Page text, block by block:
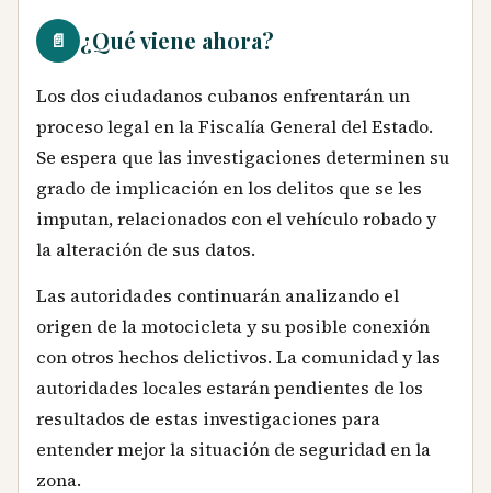
📄 ¿Qué viene ahora?
Los dos ciudadanos cubanos enfrentarán un
proceso legal en la Fiscalía General del Estado.
Se espera que las investigaciones determinen su
grado de implicación en los delitos que se les
imputan, relacionados con el vehículo robado y
la alteración de sus datos.
Las autoridades continuarán analizando el
origen de la motocicleta y su posible conexión
con otros hechos delictivos. La comunidad y las
autoridades locales estarán pendientes de los
resultados de estas investigaciones para
entender mejor la situación de seguridad en la
zona.